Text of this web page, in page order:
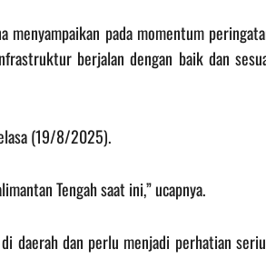
menyampaikan pada momentum
berjalan dengan baik dan
(19/8/2025).
Tengah saat ini,” ucapnya.
daerah dan perlu menjadi perhatian